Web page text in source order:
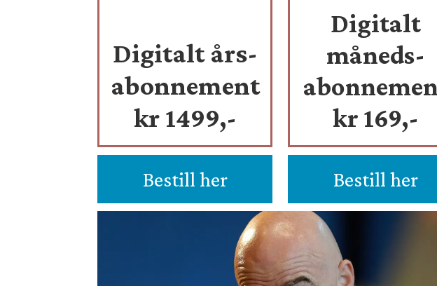
Digitalt års-
abonnement
kr 1499,-
Bestill her
Digitalt
måneds-
kr 169,-
Bestill her